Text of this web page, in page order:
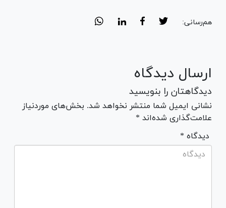
هم‌رسانی:
ارسال دیدگاه
دیدگاهتان را بنویسید
نشانی ایمیل شما منتشر نخواهد شد. بخش‌های موردنیاز
علامت‌گذاری شده‌اند *
* دیدگاه